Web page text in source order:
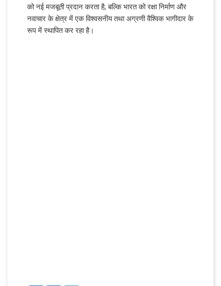
को नई मजबूती प्रदान करता है, बल्कि भारत को रक्षा निर्माण और
नवाचार के क्षेत्र में एक विश्वसनीय तथा अग्रणी वैश्विक भागीदार के
रूप में स्थापित कर रहा है।